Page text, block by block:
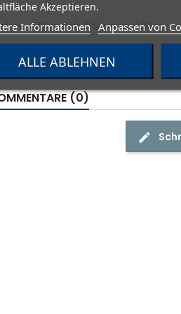
1000 mm als 3 Stück ca. 0,33 m
(0)
Akzeptieren.
Informationen Anpassen von
ALLE ABLEHNEN